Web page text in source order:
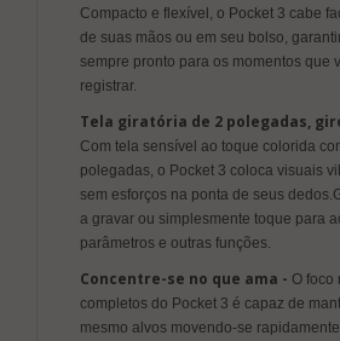
Compacto e flexível, o Pocket 3 cabe
de suas mãos ou em seu bolso,
sempre pronto para os momentos que
registrar.
Tela giratória de 2 polegadas,
Com tela sensível ao toque colorida
polegadas, o Pocket 3 coloca visuais
sem esforços na ponta de seus
a gravar ou simplesmente toque para
parâmetros e outras funções.
Concentre-se no que ama - O foco
completos do Pocket 3 é capaz de
mesmo alvos movendo-se